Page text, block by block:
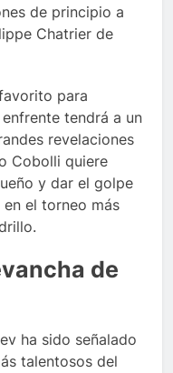
de principio a
Chatrier de
para
tendrá a un
revelaciones
Cobolli quiere
y dar el golpe
el torneo más
de
ha sido señalado
talentosos del